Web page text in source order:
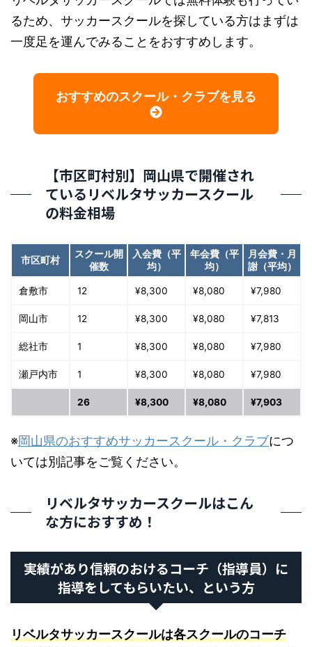
るため、サッカースクールを探している方はまずは
一度足を運んでみることをおすすめします。
おすすめのスクール・クラブを見る
【市区町村別】岡山県で開催され
ているリベルタサッカースクール
の料金相場
市区町村
スクール開
催数
入会費（平
均）
年会費（平
均）
月会費・月
謝（平均）
倉敷市 12 ¥8,300 ¥8,080 ¥7,980
岡山市 12 ¥8,300 ¥8,080 ¥7,813
総社市 1 ¥8,300 ¥8,080 ¥7,980
瀬戸内市 1 ¥8,300 ¥8,080 ¥7,980
26 ¥8,300 ¥8,080 ¥7,903
※岡山県のおすすめサッカースクール・クラブにつ
いては別記事をご覧ください。
リベルタサッカースクールはこん
な方におすすめ！
実績があり信頼のおけるコーチ（指導員）に
指導をしてもらいたい、という方
リベルタサッカースクールは各スクールのコーチ